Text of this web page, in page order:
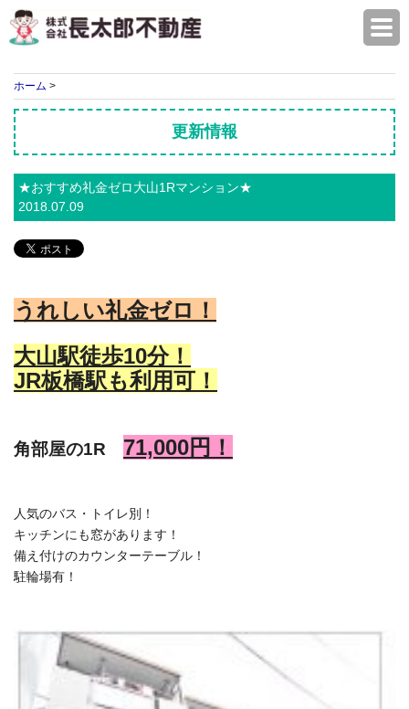
ホーム >
更新情報
★おすすめ礼金ゼロ大山1Rマンション★
2018.07.09
うれしい礼金ゼロ！
大山駅徒歩10分！
JR板橋駅も利用可！
角部屋の1R 71,000円！
人気のバス・トイレ別！
キッチンにも窓があります！
備え付けのカウンターテーブル！
駐輪場有！